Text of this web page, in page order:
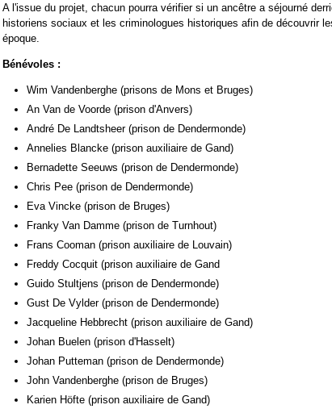
A l'issue du projet, chacun pourra vérifier si un ancêtre a séjourné
historiens sociaux et les criminologues historiques afin de découvrir
époque.
Bénévoles :
Wim Vandenberghe (prisons de Mons et Bruges)
An Van de Voorde (prison d'Anvers)
André De Landtsheer (prison de Dendermonde)
Annelies Blancke (prison auxiliaire de Gand)
Bernadette Seeuws (prison de Dendermonde)
Chris Pee (prison de Dendermonde)
Eva Vincke (prison de Bruges)
Franky Van Damme (prison de Turnhout)
Frans Cooman (prison auxiliaire de Louvain)
Freddy Cocquit (prison auxiliaire de Gand
Guido Stultjens (prison de Dendermonde)
Gust De Vylder (prison de Dendermonde)
Jacqueline Hebbrecht (prison auxiliaire de Gand)
Johan Buelen (prison d'Hasselt)
Johan Putteman (prison de Dendermonde)
John Vandenberghe (prison de Bruges)
Karien Höfte (prison auxiliaire de Gand)